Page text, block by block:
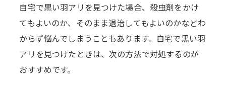
自宅で黒い羽アリを見つけた場合、殺虫剤をかけ
てもよいのか、そのまま退治してもよいのかなどわ
からず悩んでしまうこともあります。自宅で黒い羽
アリを見つけたときは、次の方法で対処するのが
おすすめです。